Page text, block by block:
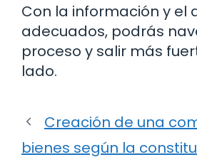
Con la información y el
adecuados, podrás
proceso y salir más
lado.
Creación de una
bienes según la